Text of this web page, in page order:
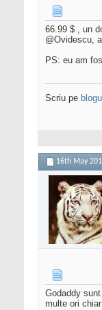
66.99 $ , un
@Ovidescu,
PS: eu am
Scriu pe
16th May
Godaddy
multe ori